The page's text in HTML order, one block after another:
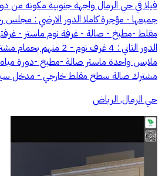
فيلا في حي الرمال واجهة جنوبية مكونه
جميعها - مؤجرة كاملا الدور الارضي : مجلس
مقلط -مطبخ - صالة - غرفة نوم ماستر -
الدور الثاني : 4 غرف نوم -
ملابس واحدة ماستر صالة -مطبخ -دورة
مشترك صالة سطح مقلط خارجي - مدخل
حي الرمال, الرياض